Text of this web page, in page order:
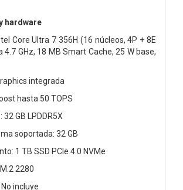
hardware
Core Ultra 7 356H (16 núcleos, 4P + 8E
4.7 GHz, 18 MB Smart Cache, 25 W base,
integrada
hasta 50 TOPS
GB LPDDR5X
soportada: 32 GB
1 TB SSD PCIe 4.0 NVMe
2280
incluye